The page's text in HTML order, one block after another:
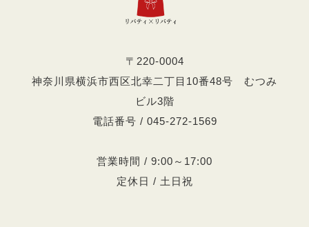
〒220-0004
神奈川県横浜市西区北幸二丁目10番48号 むつみ
ビル3階
電話番号 / 045-272-1569
営業時間 / 9:00～17:00
定休日 / 土日祝